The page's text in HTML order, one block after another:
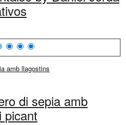
di sepia amb
picant